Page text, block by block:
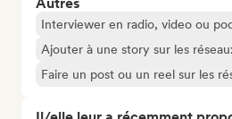
Interviewer en radio, video ou
Ajouter à une story sur les
Faire un post ou un reel sur les